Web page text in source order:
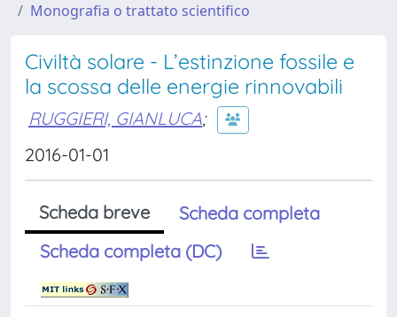
Monografia o trattato scientifico
Civiltà solare - L’estinzione fossile e
la scossa delle energie rinnovabili
RUGGIERI, GIANLUCA;
2016-01-01
Scheda breve
Scheda completa
Scheda completa (DC)